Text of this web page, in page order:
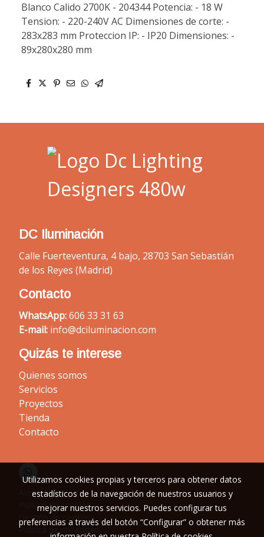
Blanco Calido 2700K - 204344 Potencia: - 18 W
Tension: - 220-240V AC Dimensiones de corte: -
283x283 mm Proteccion IP: - IP20 Dimensiones: -
89x280x280 mm
DC Iluminación
Calle Fuerteventura, 4 bajo, 28703 San Sebastián
de los Reyes (Madrid)
Contacto
WhatsApp:606 33 31 63
E-mail: info@dciluminacion.com
Quizás te interese
Quienes somos
Servicios
Proyectos
Tienda
Contacto
Aviso legal
Política de cookies
Gestión de cookies
Política de privacidad
Utilizamos cookies propias y terceros para obtener datos
estadísticos de la navegación de nuestros usuarios y
mejorar nuestros servicios. Puedes configurar tus
preferencias a través del botón “Configurar” o obtener más